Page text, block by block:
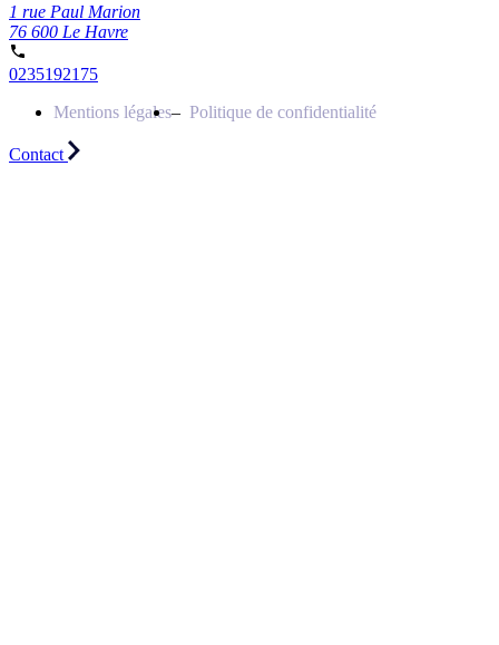
1 rue Paul Marion
76 600 Le Havre
0235192175
Mentions légales
Politique de confidentialité
Contact